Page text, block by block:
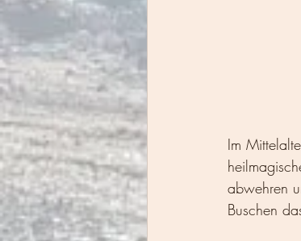
Im
abwehren
Buschen